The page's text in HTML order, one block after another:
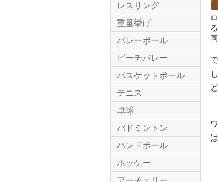
同
レスリング
重量挙げ
バレーボール
ビーチバレー
バスケットボール
テニス
卓球
バドミントン
ハンドボール
ホッケー
Twitter.com